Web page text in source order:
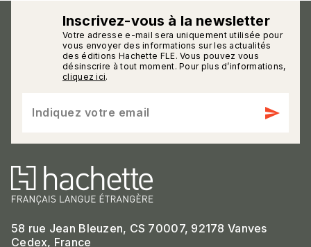
Inscrivez-vous à la newsletter
Votre adresse e-mail sera uniquement utilisée pour
vous envoyer des informations sur les actualités
des éditions Hachette FLE. Vous pouvez vous
désinscrire à tout moment. Pour plus d’informations,
cliquez ici.
Indiquez votre email send
58 rue Jean Bleuzen, CS 70007, 92178 Vanves
Cedex, France